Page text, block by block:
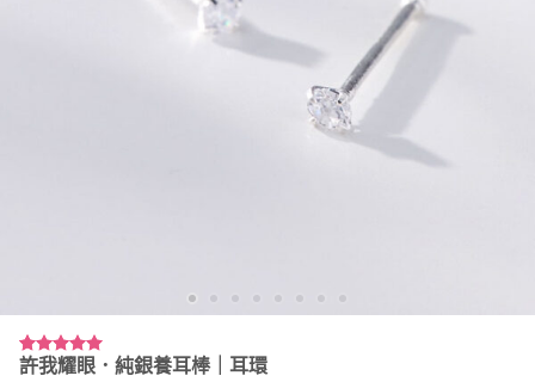
評分5.00
9
許我耀眼．純銀養耳棒｜耳環